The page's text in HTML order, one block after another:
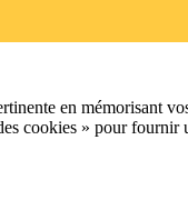
en mémorisant
cookies » pour fournir